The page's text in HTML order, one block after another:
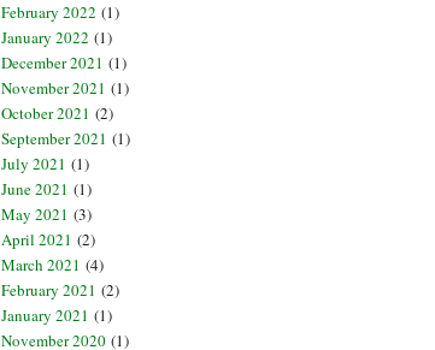
February 2022 (1)
January 2022 (1)
December 2021 (1)
November 2021 (1)
October 2021 (2)
September 2021 (1)
July 2021 (1)
June 2021 (1)
May 2021 (3)
April 2021 (2)
March 2021 (4)
February 2021 (2)
January 2021 (1)
November 2020 (1)